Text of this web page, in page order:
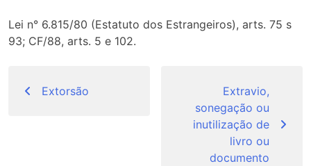
Lei n° 6.815/80 (Estatuto dos Estrangeiros), arts. 75 s
93; CF/88, arts. 5 e 102.
de
Extorsão
Extravio,
sonegação ou
inutilização de
livro ou
documento